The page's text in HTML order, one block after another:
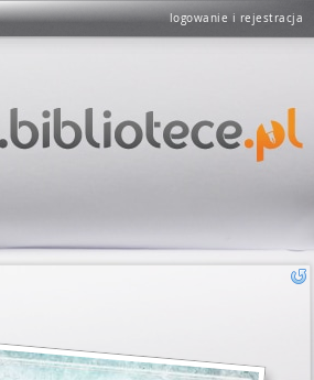
logowanie i rejestracja